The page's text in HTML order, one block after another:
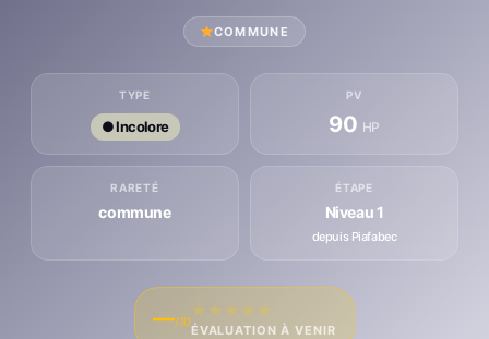
COMMUNE
TYPE
● Incolore
PV
90 HP
RARETÉ
commune
ÉTAPE
Niveau 1
depuis Piafabec
—/10
★ ★ ★ ★ ★
ÉVALUATION À VENIR